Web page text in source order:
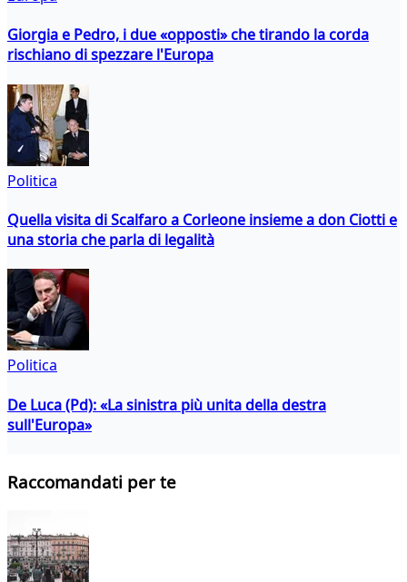
Giorgia e Pedro, i due «opposti» che tirando la corda
rischiano di spezzare l'Europa
Politica
Quella visita di Scalfaro a Corleone insieme a don Ciotti e
una storia che parla di legalità
Politica
De Luca (Pd): «La sinistra più unita della destra
sull'Europa»
Raccomandati per te